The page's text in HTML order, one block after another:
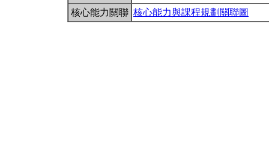
核心能力關聯 核心能力與課程規劃關聯圖